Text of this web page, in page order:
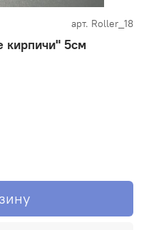
арт. Roller_18
кирпичи" 5см